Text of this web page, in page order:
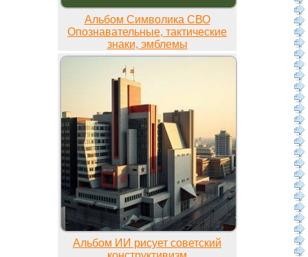
Альбом Символика СВО
Опознавательные, тактические
знаки, эмблемы
Альбом ИИ рисует советский